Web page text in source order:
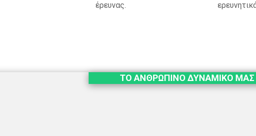
έρευνας.
ΤΟ ΑΝΘΡΩΠΙΝΟ ΔΥΝΑΜΙΚΟ ΜΑΣ